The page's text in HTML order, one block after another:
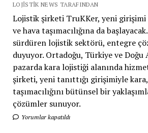
LOJISTIK NEWS TARAFINDAN
Lojistik şirketi TruKKer, yeni
ve hava taşımacılığına da
sürdüren lojistik sektörü, entegre
duyuyor. Ortadoğu, Türkiye ve Doğu
pazarda kara lojistiği alanında
şirketi, yeni tanıttığı girişimiyle
taşımacılığını bütünsel bir
çözümler sunuyor.
Yorumlar kapatıldı